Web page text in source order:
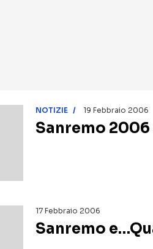
NOTIZIE 19 Febbraio 2006
Sanremo
17 Febbraio 2006
Sanremo